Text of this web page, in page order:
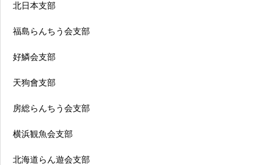
北日本支部
福島らんちう会支部
好鱗会支部
天狗會支部
房総らんちう会支部
横浜観魚会支部
北海道らん遊会支部